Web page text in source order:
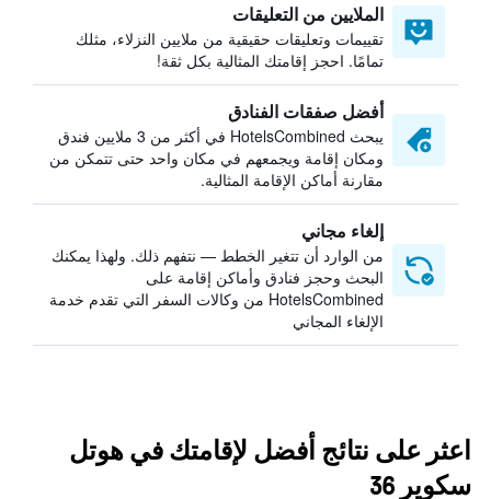
الملايين من التعليقات
تقييمات وتعليقات حقيقية من ملايين النزلاء، مثلك
تمامًا. احجز إقامتك المثالية بكل ثقة!
أفضل صفقات الفنادق
يبحث HotelsCombined في أكثر من 3 ملايين فندق
ومكان إقامة ويجمعهم في مكان واحد حتى تتمكن من
مقارنة أماكن الإقامة المثالية.
إلغاء مجاني
من الوارد أن تتغير الخطط — نتفهم ذلك. ولهذا يمكنك
البحث وحجز فنادق وأماكن إقامة على
HotelsCombined من وكالات السفر التي تقدم خدمة
الإلغاء المجاني
اعثر على نتائج أفضل لإقامتك في هوتل
سكوير 36